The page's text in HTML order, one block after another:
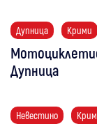
Дупница Крими
Дупница
Невестино